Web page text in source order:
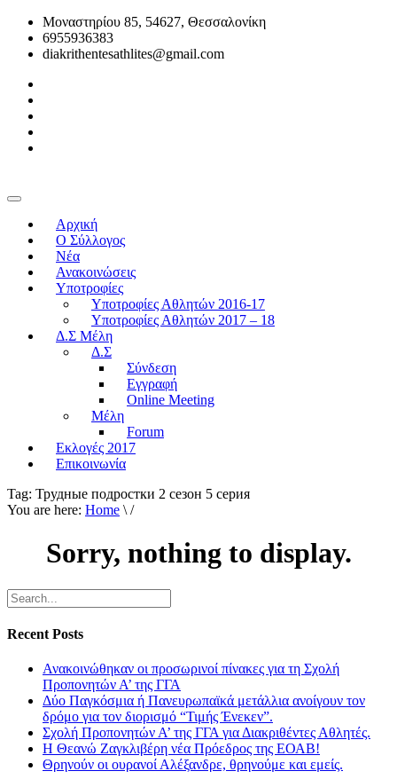
Μοναστηρίου 85, 54627, Θεσσαλονίκη
6955936383
diakrithentesathlites@gmail.com
Αρχική
O Σύλλογος
Νέα
Ανακοινώσεις
Υποτροφίες
Υποτροφίες Αθλητών 2016-17
Υποτροφίες Αθλητών 2017 – 18
Δ.Σ Μέλη
Δ.Σ
Σύνδεση
Εγγραφή
Online Meeting
Μέλη
Forum
Εκλογές 2017
Επικοινωνία
Tag: Трудные подростки 2 сезон 5 серия
You are here: Home \ /
Sorry, nothing to display.
Recent Posts
Ανακοινώθηκαν οι προσωρινοί πίνακες για τη Σχολή
Προπονητών Α’ της ΓΓΑ
Δύο Παγκόσμια ή Πανευρωπαϊκά μετάλλια ανοίγουν τον
δρόμο για τον διορισμό “Τιμής Ένεκεν”.
Σχολή Προπονητών Α’ της ΓΓΑ για Διακριθέντες Αθλητές.
Η Θεανώ Ζαγκλιβέρη νέα Πρόεδρος της ΕΟΑΒ!
Θρηνούν οι ουρανοί Αλέξανδρε, θρηνούμε και εμείς.